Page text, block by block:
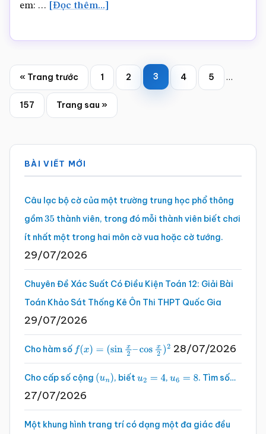
em: …
[Đọc thêm...]
09
PHÚ
THỌ
–
Thi
thử
THPT
môn
Toán.docx
« Chuyển
đến
Trang trước Trang
1 Trang
2 Trang
3 Trang
4 Trang
5 …
Trang
157
Chuyển
đến
Trang sau »
Sidebar
chính
BÀI VIẾT MỚI
Câu lạc bộ cờ của một trường trung học phổ thông
gồm35 thành viên, trong đó mỗi thành viên biết chơi
ít nhất một trong hai môn cờ vua hoặc cờ tướng.
29/07/2026
Chuyên Đề Xác Suất Có Điều Kiện Toán 12: Giải Bài
Toán Khảo Sát Thống Kê Ôn Thi THPT Quốc Gia
29/07/2026
Cho hàm số f(x)=(sinx2 –cosx2 )2 28/07/2026
Cho cấp số cộng (un), biếtu2 =4 , u6 =8 . Tìm số…
27/07/2026
Một khung hình trang trí có dạng một đa giác đều